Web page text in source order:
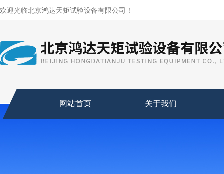
欢迎光临北京鸿达天矩试验设备有限公司！
网站首页 关于我们